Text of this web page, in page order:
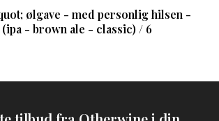
ølgave - med personlig hilsen -
(ipa - brown ale - classic) / 6